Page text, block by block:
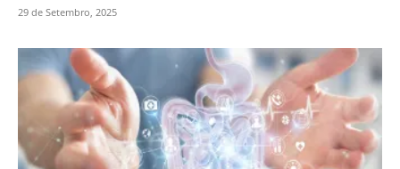
29 de Setembro, 2025